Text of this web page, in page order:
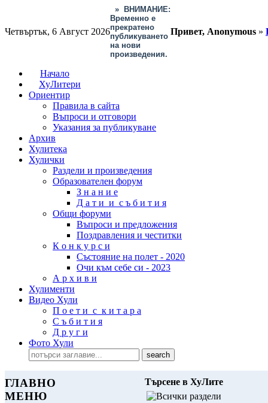
Четвъртък, 6 Август 2026
»
ВНИМАНИЕ:
Временно е
прекратено
публикуването
на нови
произведения.
Привет, Anonymous »
Начало
ХуЛитери
Ориентир
Правила в сайта
Въпроси и отговори
Указания за публикуване
Архив
Хулитека
Хулички
Раздели и произведения
Образователен форум
З н а н и е
Д а т и и с ъ б и т и я
Общи форуми
Въпроси и предложения
Поздравления и честитки
К о н к у р с и
Състояние на полет - 2020
Очи към себе си - 2023
А р х и в и
Хулименти
Видео Хули
П о е т и с к и т а р а
С ъ б и т и я
Д р у г и
Фото Хули
ГЛАВНО
МЕНЮ
Търсене в ХуЛите